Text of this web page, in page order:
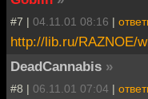
#7 | 04.11.01 08:16 |
http://lib.ru/RAZNOE/
DeadCannabis »
#8 | 06.11.01 07:04 |